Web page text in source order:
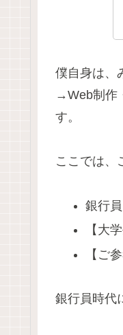
僕自身は、
→Web制作
す。
ここでは、
銀行
【大
【ご
銀行員時代